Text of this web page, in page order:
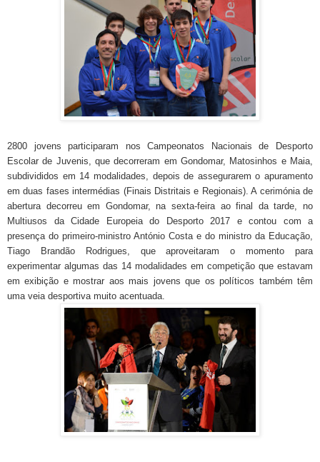
2800 jovens participaram nos Campeonatos Nacionais de Desporto
Escolar de Juvenis, que decorreram em Gondomar, Matosinhos e Maia,
subdivididos em 14 modalidades, depois de assegurarem o apuramento
em duas fases intermédias (Finais Distritais e Regionais). A cerimónia de
abertura decorreu em Gondomar, na sexta-feira ao final da tarde, no
Multiusos da Cidade Europeia do Desporto 2017 e contou com a
presença do primeiro-ministro António Costa e do ministro da Educação,
Tiago Brandão Rodrigues, que aproveitaram o momento para
experimentar algumas das 14 modalidades em competição que estavam
em exibição e mostrar aos mais jovens que os políticos também têm
uma veia desportiva muito acentuada.